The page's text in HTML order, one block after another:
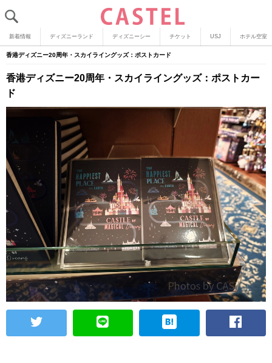
新着情報 ディズニーランド ディズニーシー チケット USJ ホテル空室
香港ディズニー20周年・スカイライングッズ：ポストカード
香港ディズニー20周年・スカイライングッズ：ポストカー
ド